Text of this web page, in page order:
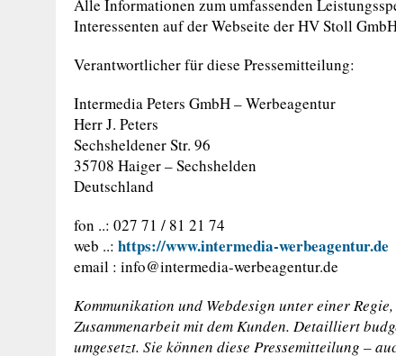
Alle Informationen zum umfassenden
Interessenten auf der Webseite der HV Stoll
Verantwortlicher für diese Pressemitteilung:
Intermedia Peters GmbH – Werbeagentur
Herr J. Peters
Sechsheldener Str. 96
35708 Haiger – Sechshelden
Deutschland
fon ..: 027 71 / 81 21 74
web ..: https://www.intermedia-werbeagentur.de
email : info@intermedia-werbeagentur.de
Kommunikation und Webdesign unter einer
Zusammenarbeit mit dem Kunden. Detailliert
umgesetzt. Sie können diese Pressemitteilung –